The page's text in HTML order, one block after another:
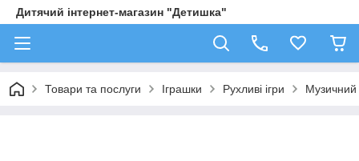
Дитячий інтернет-магазин "Детишка"
Товари та послуги Іграшки Рухливі ігри Музичний